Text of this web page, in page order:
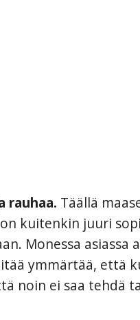
rauhaa. Täällä
kuitenkin juuri
Monessa
ymmärtää, että
noin ei saa tehdä